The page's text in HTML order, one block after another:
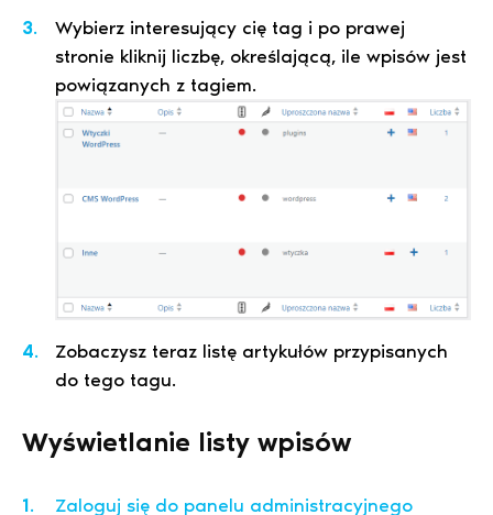
Wybierz interesujący cię tag i po prawej
stronie kliknij liczbę, określającą, ile wpisów jest
powiązanych z tagiem.
Zobaczysz teraz listę artykułów przypisanych
do tego tagu.
Wyświetlanie listy wpisów
Zaloguj się do panelu administracyjnego